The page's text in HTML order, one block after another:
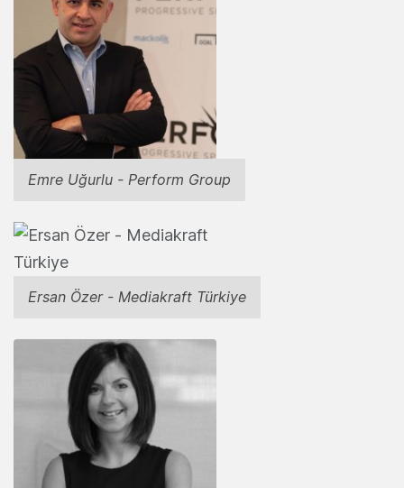
Emre Uğurlu - Perform Group
Ersan Özer - Mediakraft Türkiye